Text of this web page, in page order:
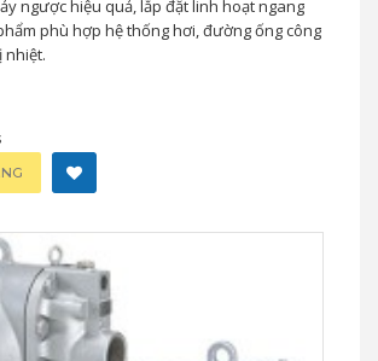
ngược hiệu quả, lắp đặt linh hoạt ngang
phù hợp hệ thống hơi, đường ống công
nhiệt.